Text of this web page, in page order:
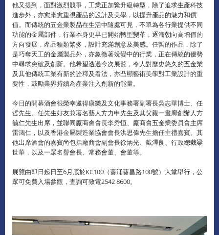
他又提到，面對激烈競爭，工業正加緊升級轉型，除了追求生產科技
進步外，亦愈來愈重視產品的設計及美學，以提升產品的魅力和價
值。而傳統的五金業製品在生活中隨處可見，不單為各行業提供不同
功能的金屬部件，行業本身更早已開始轉型變革，逐漸朝向高增值的
方向發展，產品種類繁多，設計充滿創意及美感。任哲的作品，除了
是巧奪天工的金屬製品外，亦象徵著蛻變中的行業，正在傳統的優勢
中尋求突破及創新。他希望透過今次展覧，令人對歷史悠久的五金業
及其他傳統工業有新的詮釋及看法，亦凸顯藝術美學對工業設計的重
要性，鼓勵業界持續為產業注入創新的能量。
今日的開幕酒會很榮幸邀得康樂及文化事務署副署長吳志華博士、任
哲先生、任先生好友兼著名藝人方力申先生及其父親一畫廊創辦人方
毓仁先生出席，並聯同廠商會會長李秀恒、廠商會五金業委員會主席
雷鴻仁，以及香港金屬製造業協會會長洪思偉先生擔任主禮嘉賓。其
他出席酒會的嘉賓尚包括廠商會副會長徐炳光、戴澤良、行政總裁梁
世華，以及一眾名譽會長、常務會董、會董等。
展覽由即日起日至6月底於KC100（葵涌葵昌路100號）大堂舉行，公
眾可免費入場參觀，查詢可致電2542 8600。